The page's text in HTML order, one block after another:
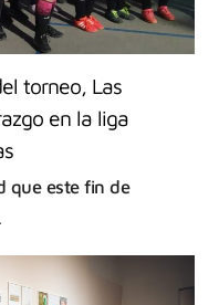
torneo, Las
en la liga
que este fin de